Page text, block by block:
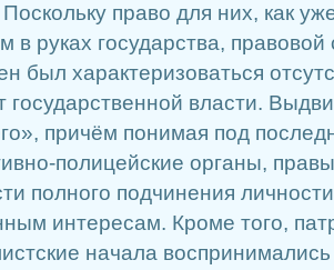
Поскольку право для них, как
в руках государства, правовой
был характеризоваться
государственной власти.
причём понимая под
полицейские органы,
полного подчинения
интересам. Кроме того,
начала